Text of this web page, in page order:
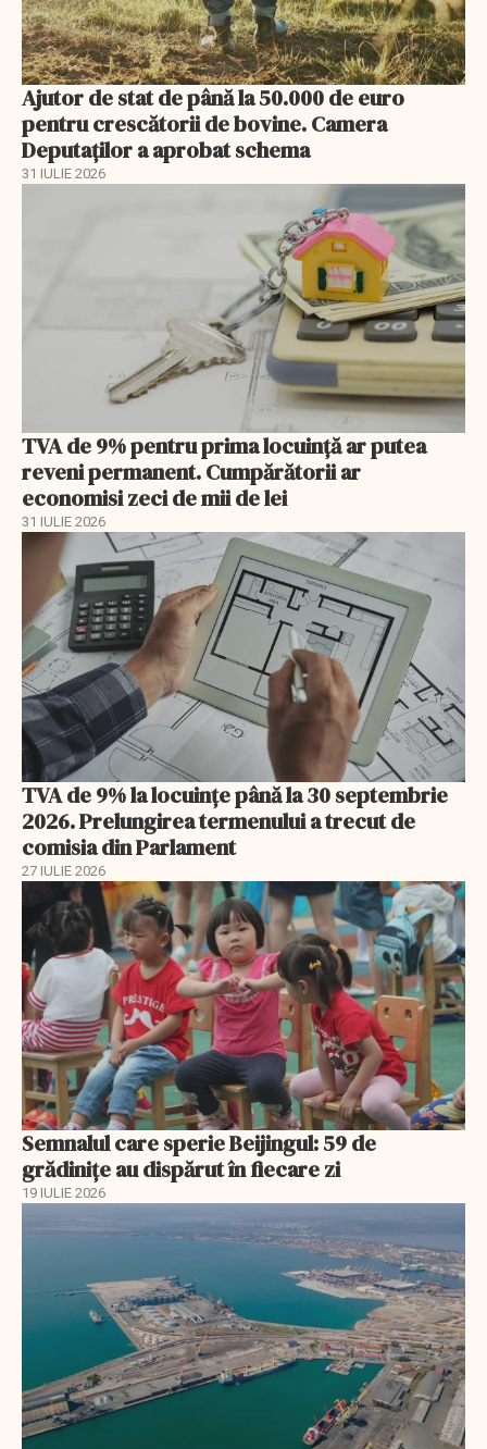
Ajutor de stat de până la 50.000 de euro
pentru crescătorii de bovine. Camera
Deputaților a aprobat schema
31 IULIE 2026
TVA de 9% pentru prima locuință ar putea
reveni permanent. Cumpărătorii ar
economisi zeci de mii de lei
31 IULIE 2026
TVA de 9% la locuințe până la 30 septembrie
2026. Prelungirea termenului a trecut de
comisia din Parlament
27 IULIE 2026
Semnalul care sperie Beijingul: 59 de
grădinițe au dispărut în fiecare zi
19 IULIE 2026